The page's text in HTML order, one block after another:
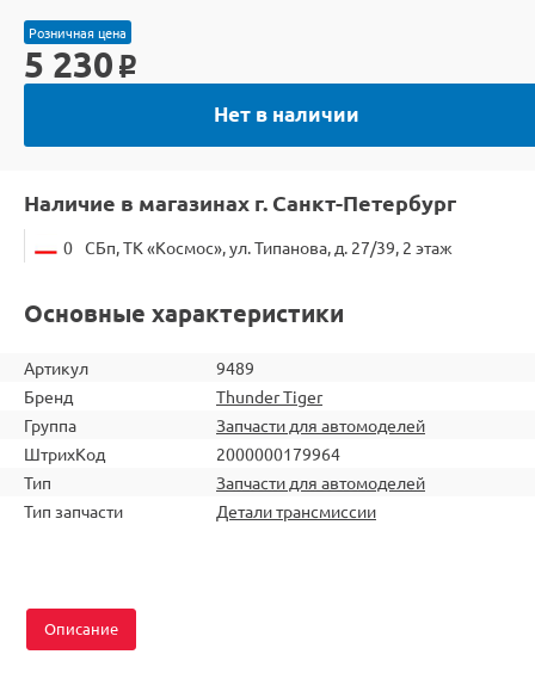
Розничная цена
5 230 o
Нет в наличии
Наличие в магазинах г. Санкт-Петербург
0 СБп, ТК «Космос», ул. Типанова, д. 27/39, 2 этаж
Основные характеристики
Артикул
9489
Бренд
Thunder Tiger
Группа
Запчасти для автомоделей
ШтрихКод
2000000179964
Тип
Запчасти для автомоделей
Тип запчасти
Детали трансмиссии
Описание